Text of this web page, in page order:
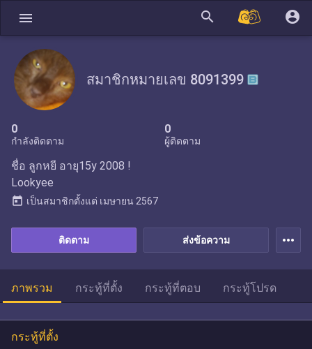
menu search account_circle
สมาชิกหมายเลข 8091399
0
กำลังติดตาม
0
ผู้ติดตาม
ส่งข้อความ
ติดตาม
ชื่อ ลูกหยี อายุ15y 2008 !
Lookyee
today เป็นสมาชิกตั้งแต่ เมษายน 2567
more_horiz
ภาพรวม กระทู้ที่ตั้ง กระทู้ที่ตอบ กระทู้โปรด
กระทู้ที่ตั้ง